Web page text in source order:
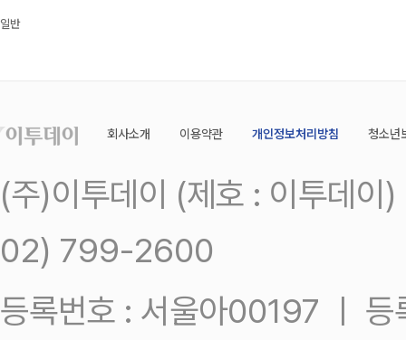
일반
회사소개 이용약관 개인정보처리방침 청소년
(주)이투데이 (제호 : 이투데
02) 799-2600
등록번호 : 서울아00197 ㅣ